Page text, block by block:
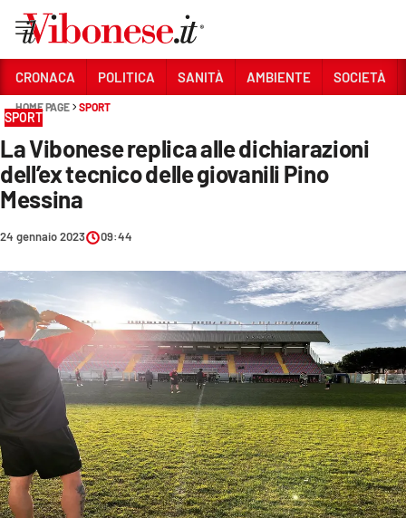
Sezioni
CRONACA
POLITICA
SOCIETÀ
CULTURA
ECONOMIA E LAVORO
EVENTI
Streaming
CRONACA POLITICA SANITÀ AMBIENTE SOCIETÀ
HOME PAGE SPORT
SPORT
La Vibonese replica alle dichiarazioni
dell’ex tecnico delle giovanili Pino
Messina
24 gennaio 2023 09:44